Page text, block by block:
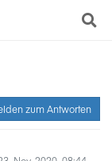
zum Antworten